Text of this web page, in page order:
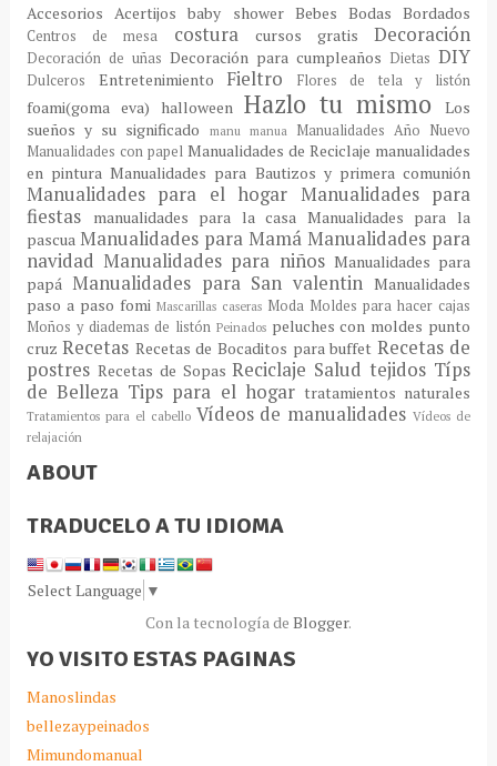
Accesorios Acertijosbaby shower Bebes BodasBordados
Centros de mesa costura cursos gratisDecoración
Decoración de uñas Decoración para cumpleaños DietasDIY
Dulceros Entretenimiento Fieltro Flores de tela y listón
foami(goma eva) halloween Hazlo tu mismoLos
sueños y su significado
manu manua Manualidades Año Nuevo
Manualidades con papel Manualidades de Reciclaje manualidades
en pinturaManualidades para Bautizos y primera comunión
Manualidades para el hogar Manualidades para
fiestas
manualidades para la casa Manualidades para la
pascua Manualidades para MamáManualidades para
navidadManualidades para niños Manualidades para
papá Manualidades para San valentinManualidades
paso a paso fomi Mascarillas caseras Moda Moldes para hacer cajas
Moños y diademas de listón Peinados peluches con moldes punto
cruzRecetas Recetas de Bocaditos para buffet Recetas de
postres Recetas de SopasReciclaje Saludtejidos Típs
de Belleza Tips para el hogar tratamientos naturales
Tratamientos para el cabello Vídeos de manualidadesVídeos de
relajación
ABOUT
TRADUCELO A TU IDIOMA
Select Language ▼
Con la tecnología de Blogger.
YO VISITO ESTAS PAGINAS
Manoslindas
bellezaypeinados
Mimundomanual